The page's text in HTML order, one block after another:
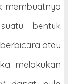
membuatnya
bentuk
atau
melakukan